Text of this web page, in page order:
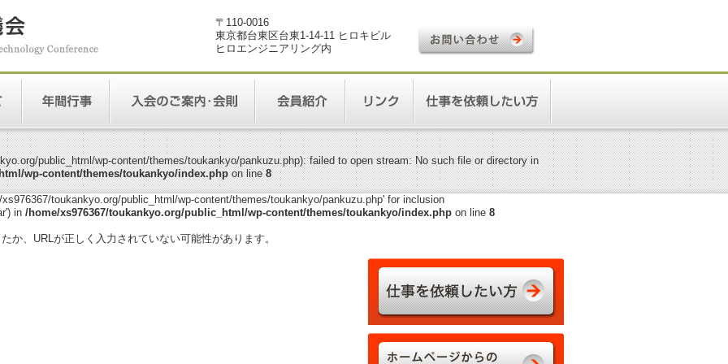
〒110-0016
東京都台東区台東1-14-11 ヒロキビル
ヒロエンジニアリング内
public_html/wp-content/themes/toukankyo/pankuzu.php): failed to open stream: No such file or directory in
wp-content/themes/toukankyo/index.phpon line8
toukankyo.org/public_html/wp-content/themes/toukankyo/pankuzu.php' for inclusion
in /home/xs976367/toukankyo.org/public_html/wp-content/themes/toukankyo/index.phpon line 8
か、URLが正しく入力されていない可能性があります。